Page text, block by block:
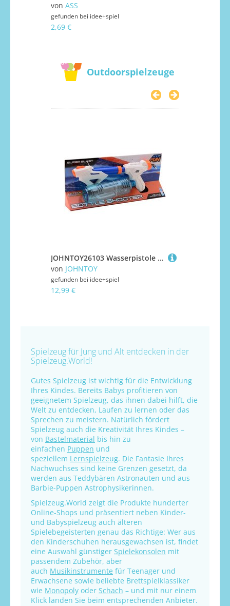
von ASS
gefunden bei idee+spiel
2,69 €
Outdoorspielzeuge
JOHNTOY26103 Wasserpistole Space bottle shooter 54 cm
von JOHNTOY
gefunden bei idee+spiel
12,99 €
Spielzeug für Jung und Alt entdecken in der
Spielzeug.World!
Gutes Spielzeug ist wichtig für die Entwicklung
Ihres Kindes. Bereits Babys profitieren von
geeignetem Spielzeug, das ihnen dabei hilft, die
Welt zu entdecken, Laufen zu lernen oder das
Sprechen zu meistern. Natürlich fördert
Spielzeug auch die Kreativität Ihres Kindes –
von Bastelmaterial bis hin zu
einfachen Puppen und
speziellem Lernspielzeug. Die Fantasie Ihres
Nachwuchses sind keine Grenzen gesetzt, da
werden aus Teddybären Astronauten und aus
Barbie-Puppen Astrophysikerinnen.
Spielzeug.World zeigt die Produkte hunderter
Online-Shops und präsentiert neben Kinder-
und Babyspielzeug auch älteren
Spielebegeisterten genau das Richtige: Wer aus
den Kinderschuhen herausgewachsen ist, findet
eine Auswahl günstiger Spielekonsolen mit
passendem Zubehör, aber
auch Musikinstrumente für Teenager und
Erwachsene sowie beliebte Brettspielklassiker
wie Monopoly oder Schach – und mit nur einem
Klick landen Sie beim entsprechenden Anbieter.